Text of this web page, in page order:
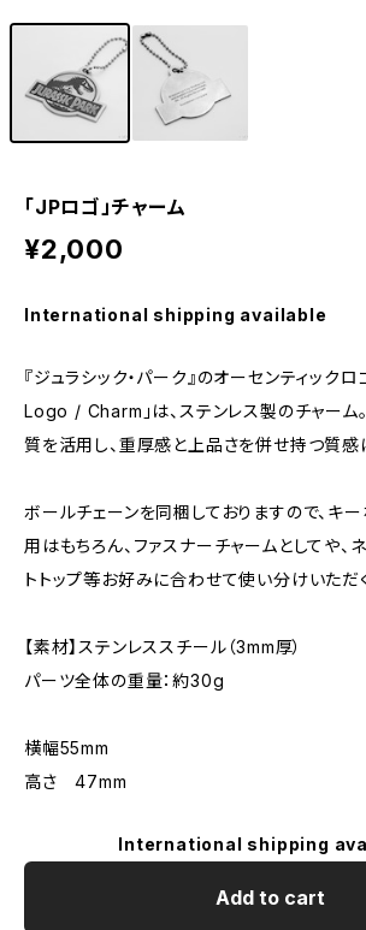
「JPロゴ」チャーム
¥2,000
International shipping available
『ジュラシック・パーク』のオーセンティック
Logo / Charm」は、ステンレス製のチャーム
質を活用し、重厚感と上品さを併せ持つ質感
ボールチェーンを同梱しておりますので、キ
用はもちろん、ファスナーチャームとしてや、
トトップ等お好みに合わせて使い分けいただ
【素材】ステンレススチール（3mm厚）
パーツ全体の重量：約30g
横幅55mm
高さ 47mm
International shipping
Add to cart